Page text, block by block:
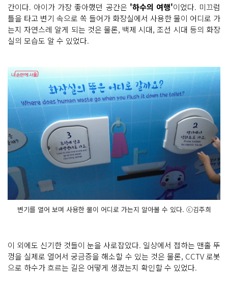
간이다. 아이가 가장 좋아했던 공간은 '하수의 여행'이었다. 미끄럼
틀을 타고 변기 속으로 쏙 들어가 화장실에서 사용한 물이 어디로 가
는지 자연스레 알게 되는 것은 물론, 백제 시대, 조선 시대 등의 화장
실의 모습도 알 수 있었다.
변기를 열어 보며 사용한 물이 어디로 가는지 알아볼 수 있다. ⓒ김주희
이 외에도 신기한 것들이 눈을 사로잡았다. 일상에서 접하는 맨홀 뚜
껑을 실제로 열어서 궁금증을 해소할 수 있는 것은 물론, CCTV 로봇
으로 하수가 흐르는 길은 어떻게 생겼는지 확인할 수 있었다.